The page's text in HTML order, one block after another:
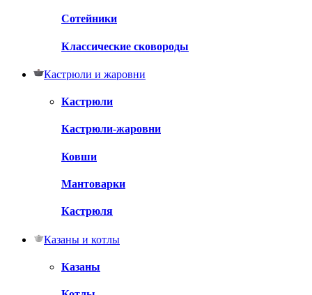
Сотейники
Классические сковороды
Кастрюли и жаровни
Кастрюли
Кастрюли-жаровни
Ковши
Мантоварки
Кастрюля
Казаны и котлы
Казаны